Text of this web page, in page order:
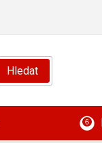
Hledat